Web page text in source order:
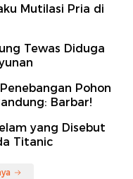
Mutilasi Pria di
Tewas Diduga
Pohon
Barbar!
yang Disebut
Titanic